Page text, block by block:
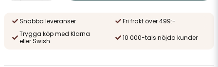
Snabba leveranser
Fri frakt över 499:-
Trygga köp med Klarna
eller Swish
10 000-tals nöjda kunder